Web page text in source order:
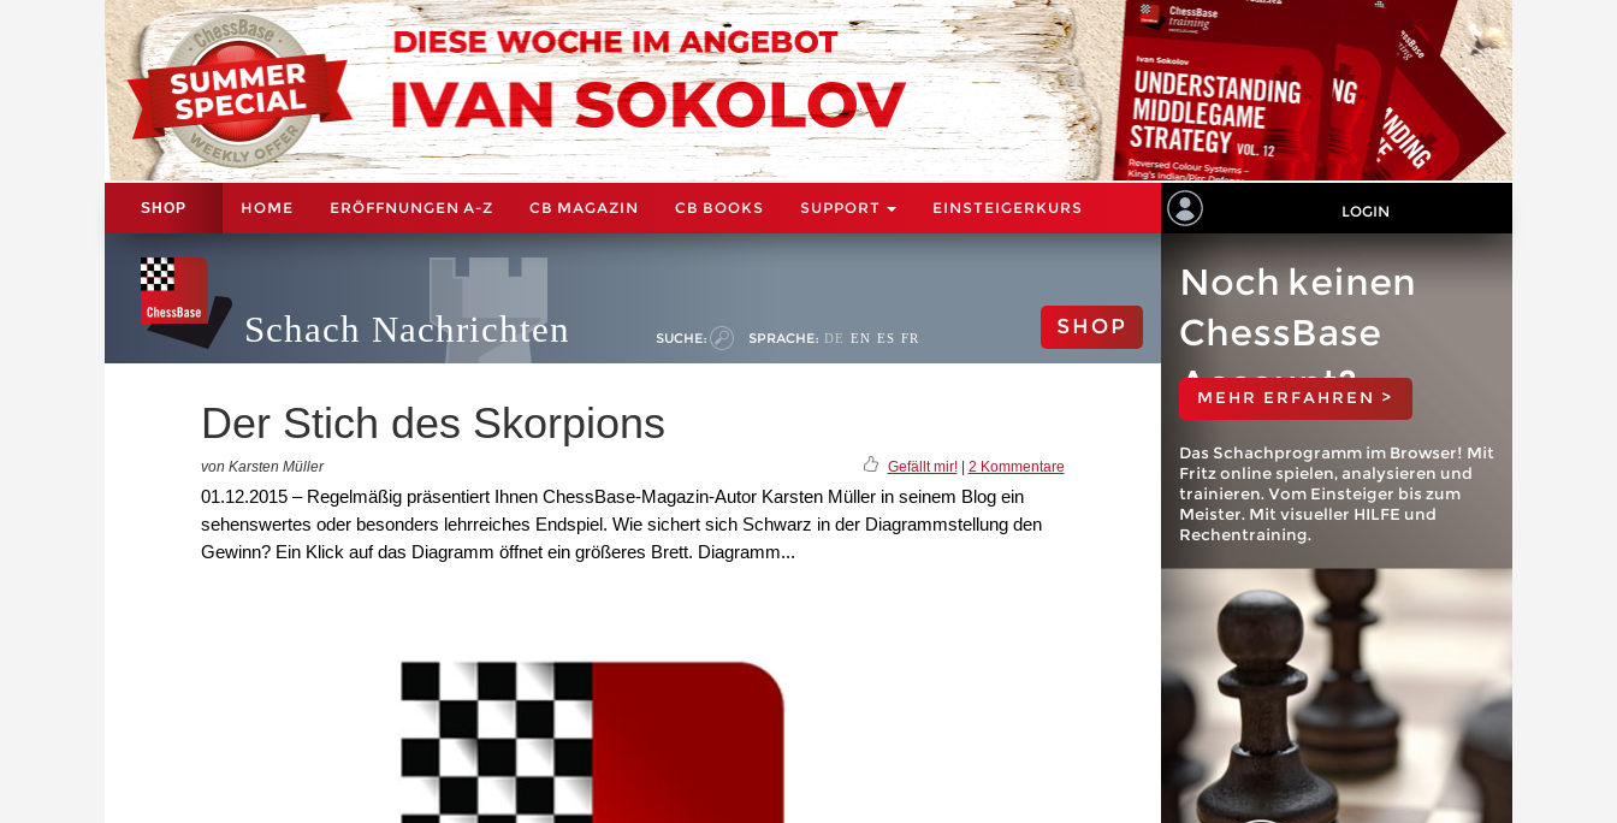
SHOP HOME ERÖFFNUNGEN A-Z CB MAGAZIN CB BOOKS SUPPORT EINSTEIGERKURS LOGIN
Schach Nachrichten SUCHE: SPRACHE: DE EN ES FR SHOP
Der Stich des Skorpions
von Karsten Müller Gefällt mir!| 2 Kommentare
01.12.2015 – Regelmäßig präsentiert Ihnen ChessBase-Magazin-Autor Karsten Müller in seinem Blog ein
sehenswertes oder besonders lehrreiches Endspiel. Wie sichert sich Schwarz in der Diagrammstellung den
Gewinn? Ein Klick auf das Diagramm öffnet ein größeres Brett. Diagramm...
Noch keinen
ChessBase
Account?
MEHR ERFAHREN >
Das Schachprogramm im Browser! Mit
Fritz online spielen, analysieren und
trainieren. Vom Einsteiger bis zum
Meister. Mit visueller HILFE und
Rechentraining.